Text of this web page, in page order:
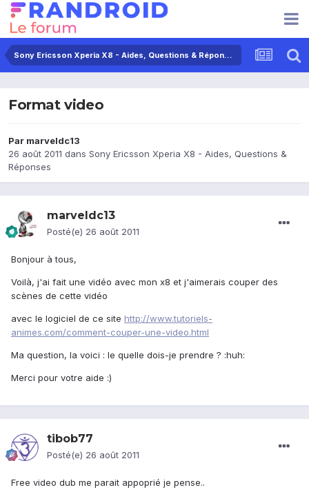
Sony Ericsson Xperia X8 - Aides, Questions & Réponses
Format video
Par marveldc13
26 août 2011 dans Sony Ericsson Xperia X8 - Aides, Questions &
Réponses
marveldc13
Posté(e) 26 août 2011
Bonjour à tous,
Voilà, j'ai fait une vidéo avec mon x8 et j'aimerais couper des
scènes de cette vidéo
avec le logiciel de ce site http://www.tutoriels-
animes.com/comment-couper-une-video.html
Ma question, la voici : le quelle dois-je prendre ? :huh:
Merci pour votre aide :)
tibob77
Posté(e) 26 août 2011
Free video dub me parait appoprié je pense..